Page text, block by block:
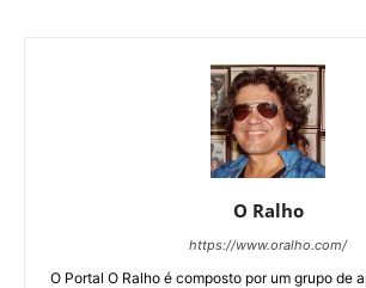
O Ralho
https://www.oralho.com/
O Portal O Ralho é composto por um grupo de